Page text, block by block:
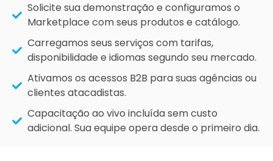
Solicite sua demonstração e configuramos o
Marketplace com seus produtos e catálogo.
Carregamos seus serviços com tarifas,
disponibilidade e idiomas segundo seu mercado.
Ativamos os acessos B2B para suas agências ou
clientes atacadistas.
Capacitação ao vivo incluída sem custo
adicional. Sua equipe opera desde o primeiro dia.